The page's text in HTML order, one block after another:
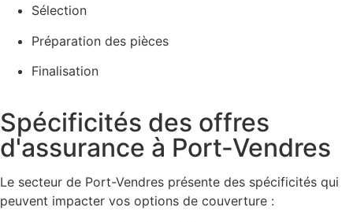
Sélection
Préparation des pièces
Finalisation
Spécificités des offres
d'assurance à Port-Vendres
Le secteur de Port-Vendres présente des spécificités qui
peuvent impacter vos options de couverture :